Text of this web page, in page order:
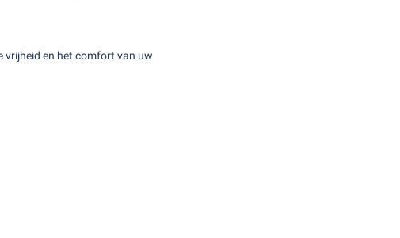
vrijheid en het comfort van uw